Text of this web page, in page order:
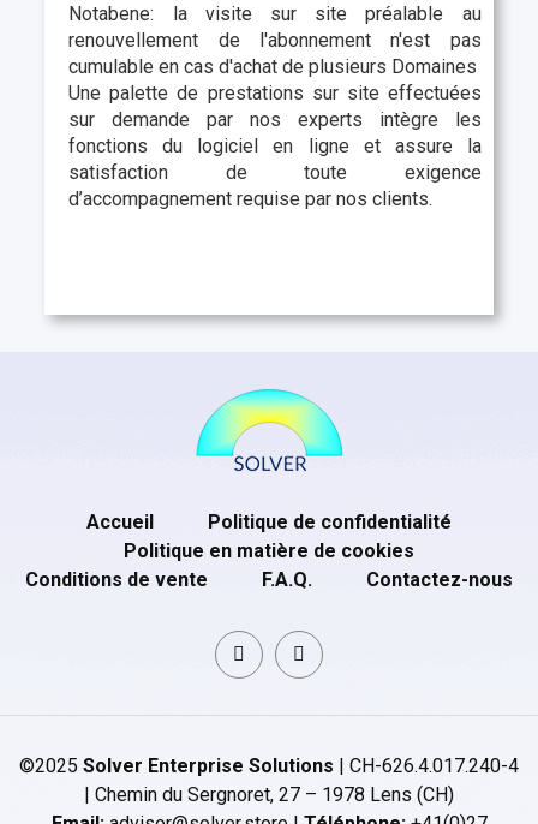
Notabene: la visite sur site préalable au
renouvellement de l'abonnement n'est pas
cumulable en cas d'achat de plusieurs Domaines
Une palette de prestations sur site effectuées
sur demande par nos experts intègre les
fonctions du logiciel en ligne et assure la
satisfaction de toute exigence
d’accompagnement requise par nos clients.
Accueil
Politique de confidentialité
Politique en matière de cookies
Conditions de vente
F.A.Q. Contactez-nous
©2025 Solver Enterprise Solutions | CH-626.4.017.240-4
| Chemin du Sergnoret, 27 – 1978 Lens (CH)